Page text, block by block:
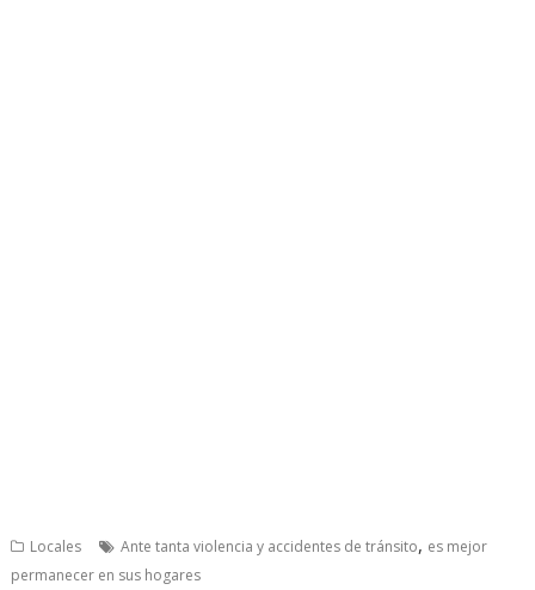
Locales Ante tanta violencia y accidentes de tránsito, es mejor
permanecer en sus hogares